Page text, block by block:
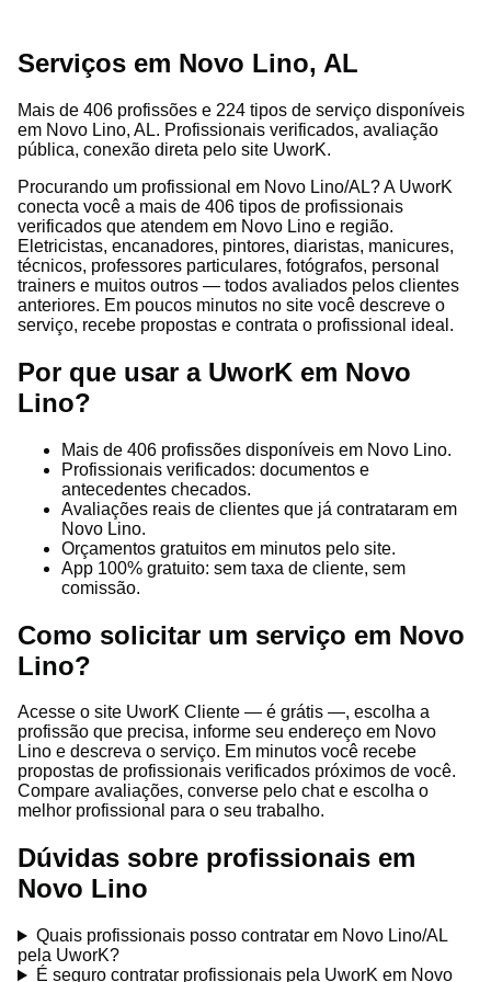
Serviços em Novo Lino, AL
Mais de 406 profissões e 224 tipos de serviço disponíveis
em Novo Lino, AL. Profissionais verificados, avaliação
pública, conexão direta pelo site UworK.
Procurando um profissional em Novo Lino/AL? A UworK
conecta você a mais de 406 tipos de profissionais
verificados que atendem em Novo Lino e região.
Eletricistas, encanadores, pintores, diaristas, manicures,
técnicos, professores particulares, fotógrafos, personal
trainers e muitos outros — todos avaliados pelos clientes
anteriores. Em poucos minutos no site você descreve o
serviço, recebe propostas e contrata o profissional ideal.
Por que usar a UworK em Novo
Lino?
Mais de 406 profissões disponíveis em Novo Lino.
Profissionais verificados: documentos e
antecedentes checados.
Avaliações reais de clientes que já contrataram em
Novo Lino.
Orçamentos gratuitos em minutos pelo site.
App 100% gratuito: sem taxa de cliente, sem
comissão.
Como solicitar um serviço em Novo
Lino?
Acesse o site UworK Cliente — é grátis —, escolha a
profissão que precisa, informe seu endereço em Novo
Lino e descreva o serviço. Em minutos você recebe
propostas de profissionais verificados próximos de você.
Compare avaliações, converse pelo chat e escolha o
melhor profissional para o seu trabalho.
Dúvidas sobre profissionais em
Novo Lino
Quais profissionais posso contratar em Novo Lino/AL
pela UworK?
É seguro contratar profissionais pela UworK em Novo